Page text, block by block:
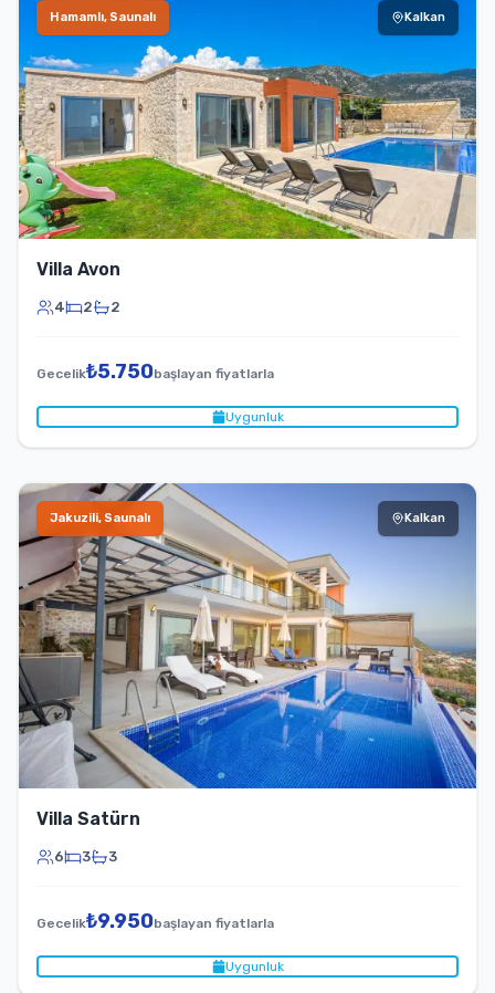
Hamamlı, Saunalı Kalkan
Villa Avon
4 2 2
Gecelik₺5.750başlayan fiyatlarla
Uygunluk
Jakuzili, Saunalı Kalkan
Villa Satürn
6 3 3
Gecelik₺9.950başlayan fiyatlarla
Uygunluk